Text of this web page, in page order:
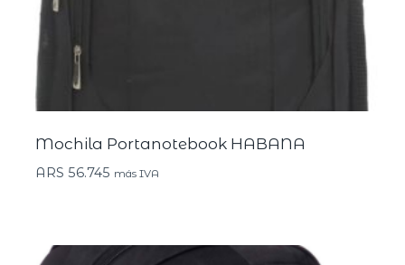
Mochila Portanotebook HABANA
ARS 56.745 más IVA